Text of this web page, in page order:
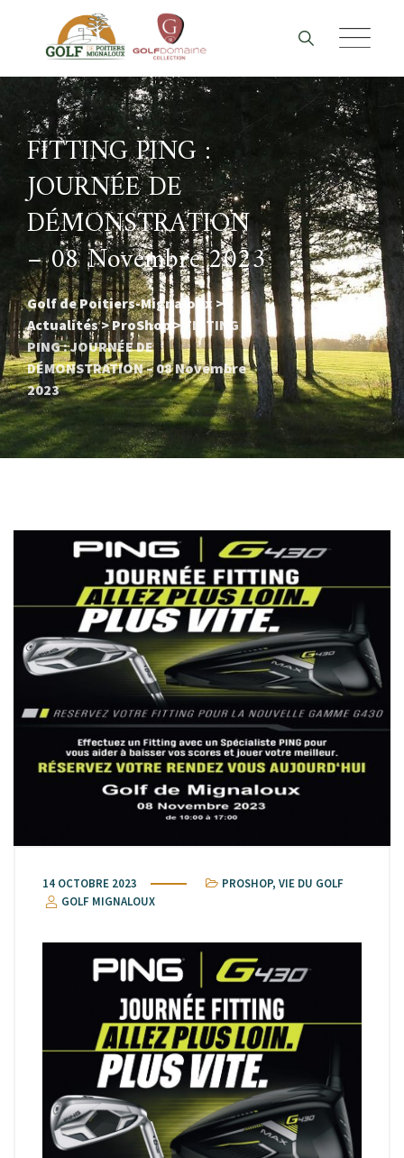
content
FITTING PING :
JOURNÉE DE
DÉMONSTRATION
– 08 Novembre 2023
Golf de Poitiers-Mignaloux >
Actualités>ProShop > FITTING
PING : JOURNÉE DE
DÉMONSTRATION – 08 Novembre
2023
14 OCTOBRE 2023 PROSHOP,VIE DU GOLF
GOLF MIGNALOUX